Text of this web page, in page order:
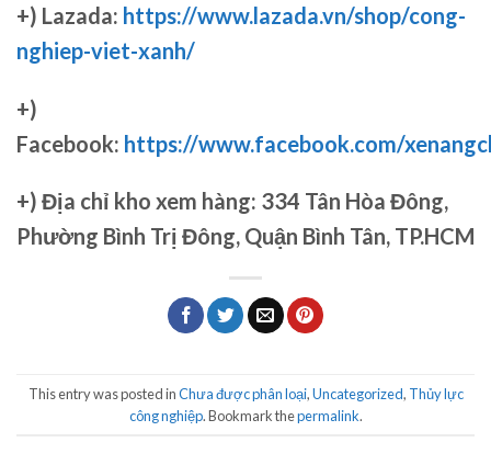
+) Lazada: https://www.lazada.vn/shop/cong-
nghiep-viet-xanh/
+)
Facebook: https://www.facebook.com/
+) Địa chỉ kho xem hàng: 334 Tân Hòa Đông,
Phường Bình Trị Đông, Quận Bình Tân, TP.HCM
This entry was posted inChưa được phân loại,Uncategorized, Thủy lực
công nghiệp. Bookmark thepermalink.